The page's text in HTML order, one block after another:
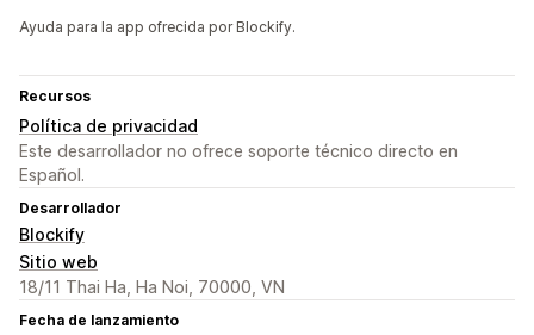
Ayuda para la app ofrecida por Blockify.
Recursos
Política de privacidad
Este desarrollador no ofrece soporte técnico directo en
Español.
Desarrollador
Blockify
Sitio web
18/11 Thai Ha, Ha Noi, 70000, VN
Fecha de lanzamiento